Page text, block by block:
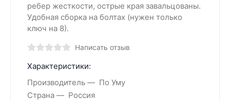
ребер жесткости, острые края завальцованы.
Удобная сборка на болтах (нужен только
ключ на 8).
Написать отзыв
Характеристики:
Производитель
По Уму
Страна
Россия